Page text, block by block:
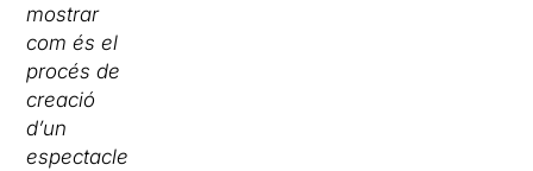
mostrar
com és el
procés de
creació
d’un
espectacle